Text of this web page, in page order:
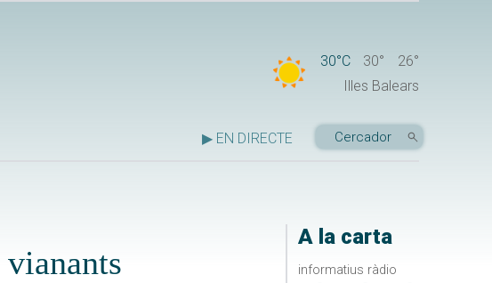
30°C 30°
26°
Illes Balears
▶ EN DIRECTE
A la carta
informatius ràdio